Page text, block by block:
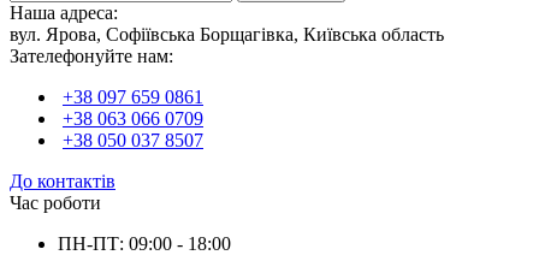
Наша адреса:
вул. Ярова, Софіївська Борщагівка, Київська область
Зателефонуйте нам:
+38 097 659 0861
+38 063 066 0709
+38 050 037 8507
До контактів
Час роботи
ПН-ПТ: 09:00 - 18:00